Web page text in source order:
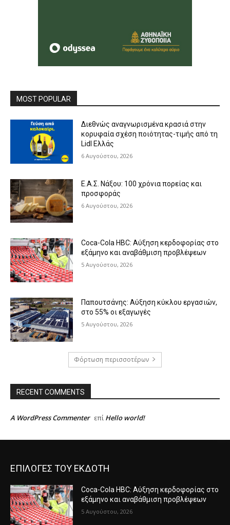
MOST POPULAR
Διεθνώς αναγνωρισμένα κρασιά στην
κορυφαία σχέση ποιότητας-τιμής από τη
Lidl Ελλάς
6 Αυγούστου, 2026
Ε.Α.Σ. Νάξου: 100 χρόνια πορείας και
προσφοράς
6 Αυγούστου, 2026
Coca-Cola HBC: Αύξηση κερδοφορίας στο
εξάμηνο και αναβάθμιση προβλέψεων
5 Αυγούστου, 2026
Παπουτσάνης: Αύξηση κύκλου εργασιών,
στο 55% οι εξαγωγές
5 Αυγούστου, 2026
Φόρτωση περισσοτέρων
RECENT COMMENTS
A WordPress Commenter επί Hello world!
ΕΠΙΛΟΓΕΣ ΤΟΥ ΕΚΔΟΤΗ
Coca-Cola HBC: Αύξηση κερδοφορίας στο
εξάμηνο και αναβάθμιση προβλέψεων
5 Αυγούστου, 2026